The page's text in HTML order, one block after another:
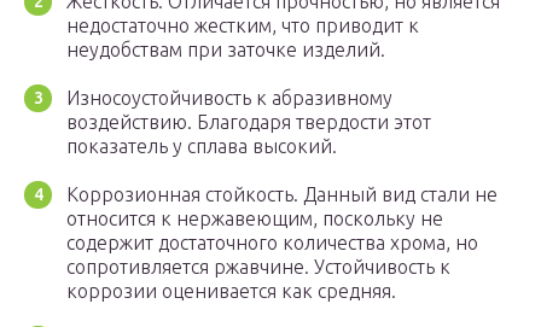
недостаточно жестким, что приводит к
неудобствам при заточке изделий.
Износоустойчивость к абразивному
воздействию. Благодаря твердости этот
показатель у сплава высокий.
Коррозионная стойкость. Данный вид стали не
относится к нержавеющим, поскольку не
содержит достаточного количества хрома, но
сопротивляется ржавчине. Устойчивость к
коррозии оценивается как средняя.